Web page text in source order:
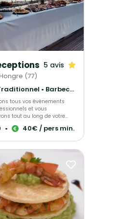
5 avis
(77)
Français Traditionnel • Barbecue et grillades • Gastronomique
tous vos événements
et vous
tout au long de votre
de renseignements, venez
!
• 40€ / pers min.